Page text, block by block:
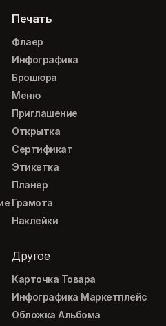
Печать
Флаер
Инфографика
Брошюра
Меню
Приглашение
Открытка
Сертификат
Этикетка
Планер
Грамота
Наклейки
Другое
Карточка Товара
Инфографика Маркетплейс
Обложка Альбома